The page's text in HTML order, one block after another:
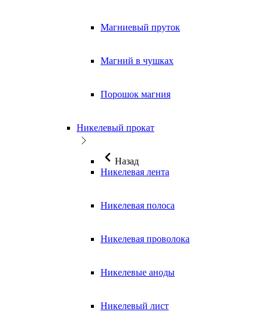
Магниевый пруток
Магний в чушках
Порошок магния
Никелевый прокат
Назад
Никелевая лента
Никелевая полоса
Никелевая проволока
Никелевые аноды
Никелевый лист